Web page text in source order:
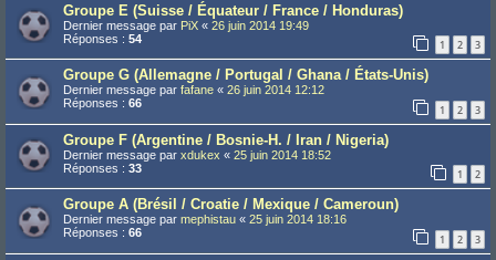
Groupe E (Suisse / Équateur / France / Honduras)
Dernier message par PiX « 26 juin 2014 19:49
Réponses : 54 1 2 3
Groupe G (Allemagne / Portugal / Ghana / États-Unis)
Dernier message par fafane « 26 juin 2014 12:12
Réponses : 66 1 2 3
Groupe F (Argentine / Bosnie-H. / Iran / Nigeria)
Dernier message par xdukex « 25 juin 2014 18:52
Réponses : 33 1 2
Groupe A (Brésil / Croatie / Mexique / Cameroun)
Dernier message par mephistau « 25 juin 2014 18:16
Réponses : 66 1 2 3